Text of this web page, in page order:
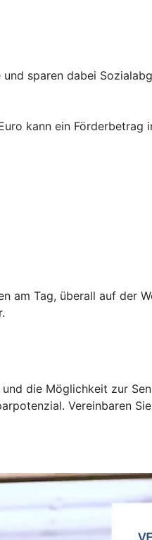
sparen dabei
kann ein Förderbetrag
am Tag, überall auf der
die Möglichkeit zur
Vereinbaren